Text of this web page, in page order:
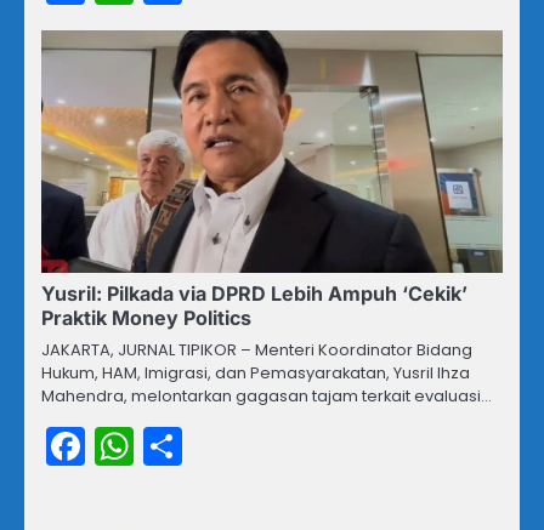
Yusril: Pilkada via DPRD Lebih Ampuh ‘Cekik’
Praktik Money Politics
JAKARTA, JURNAL TIPIKOR – Menteri Koordinator Bidang
Hukum, HAM, Imigrasi, dan Pemasyarakatan, Yusril Ihza
Mahendra, melontarkan gagasan tajam terkait evaluasi…
Facebook
WhatsApp